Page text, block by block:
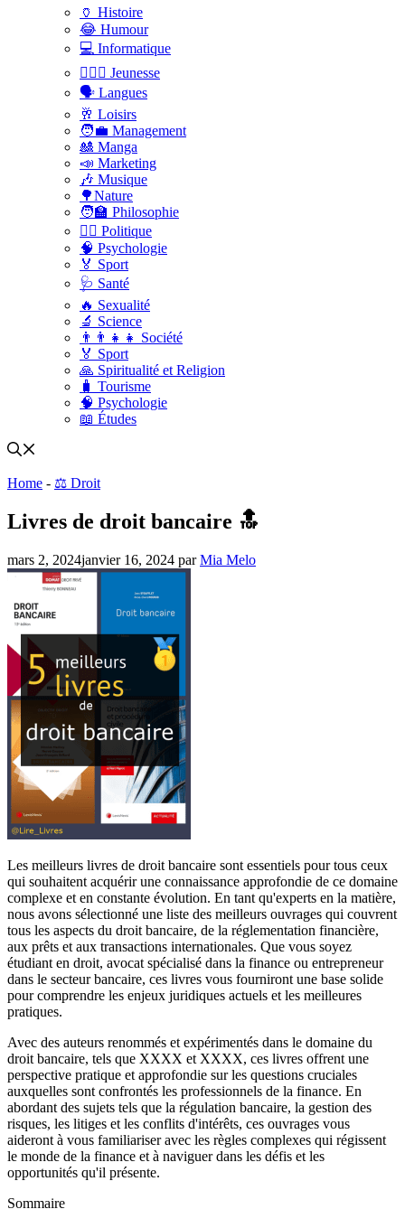
🏺 Histoire
😂 Humour
💻 Informatique
🤸🏽‍♀️ Jeunesse
🗣 Langues
🥂 Loisirs
🧑‍💼 Management
🎎 Manga
📣 Marketing
🎶 Musique
🌳Nature
🧑‍🏫 Philosophie
👨‍⚖️ Politique
🧠 Psychologie
🏅 Sport
🩺 Santé
🔥 Sexualité
🔬 Science
👨‍👨‍👧‍👧 Société
🏅 Sport
🙏 Spiritualité et Religion
🧳 Tourisme
🧠 Psychologie
📖 Études
Home - ⚖️ Droit
Livres de droit bancaire 🔝
mars 2, 2024janvier 16, 2024 parMia Melo
Les meilleurs livres de droit bancaire sont essentiels pour tous ceux
qui souhaitent acquérir une connaissance approfondie de ce domaine
complexe et en constante évolution. En tant qu'experts en la matière,
nous avons sélectionné une liste des meilleurs ouvrages qui couvrent
tous les aspects du droit bancaire, de la réglementation financière,
aux prêts et aux transactions internationales. Que vous soyez
étudiant en droit, avocat spécialisé dans la finance ou entrepreneur
dans le secteur bancaire, ces livres vous fourniront une base solide
pour comprendre les enjeux juridiques actuels et les meilleures
pratiques.
Avec des auteurs renommés et expérimentés dans le domaine du
droit bancaire, tels que XXXX et XXXX, ces livres offrent une
perspective pratique et approfondie sur les questions cruciales
auxquelles sont confrontés les professionnels de la finance. En
abordant des sujets tels que la régulation bancaire, la gestion des
risques, les litiges et les conflits d'intérêts, ces ouvrages vous
aideront à vous familiariser avec les règles complexes qui régissent
le monde de la finance et à naviguer dans les défis et les
opportunités qu'il présente.
Sommaire